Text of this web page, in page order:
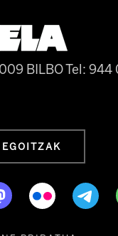
BILBOTel: 944
EGOITZAK